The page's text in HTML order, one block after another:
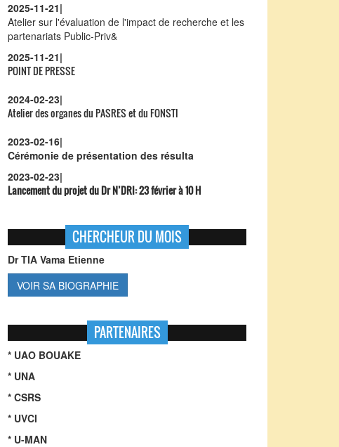
2025-11-21|
Atelier sur l'évaluation de l'impact de recherche et les
partenariats Public-Priv&
2025-11-21|
POINT DE PRESSE
2024-02-23|
Atelier des organes du PASRES et du FONSTI
2023-02-16|
Cérémonie de présentation des résulta
2023-02-23|
Lancement du projet du Dr N’DRI:23 février à 10 H
CHERCHEUR DU MOIS
Dr TIA Vama Etienne
VOIR SA BIOGRAPHIE
PARTENAIRES
* UAO BOUAKE
* UNA
* CSRS
* UVCI
* U-MAN